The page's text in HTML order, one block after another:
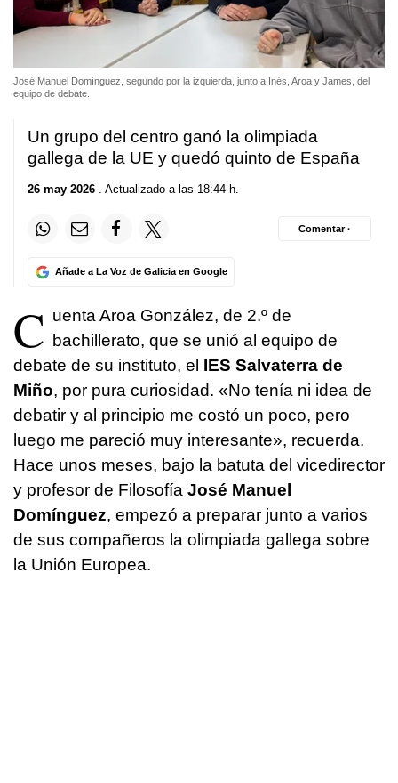
José Manuel Domínguez, segundo por la izquierda, junto a Inés, Aroa y James, del
equipo de debate.
Un grupo del centro ganó la olimpiada
gallega de la UE y quedó quinto de España
26 may 2026 . Actualizado a las 18:44 h.
Añade a La Voz de Galicia en Google
Comentar ·
C uenta Aroa González, de 2.º de
bachillerato, que se unió al equipo de
debate de su instituto, el IES Salvaterra de
Miño, por pura curiosidad. «No tenía ni idea de
debatir y al principio me costó un poco, pero
luego me pareció muy interesante», recuerda.
Hace unos meses, bajo la batuta del vicedirector
y profesor de Filosofía José Manuel
Domínguez, empezó a preparar junto a varios
de sus compañeros la olimpiada gallega sobre
la Unión Europea.